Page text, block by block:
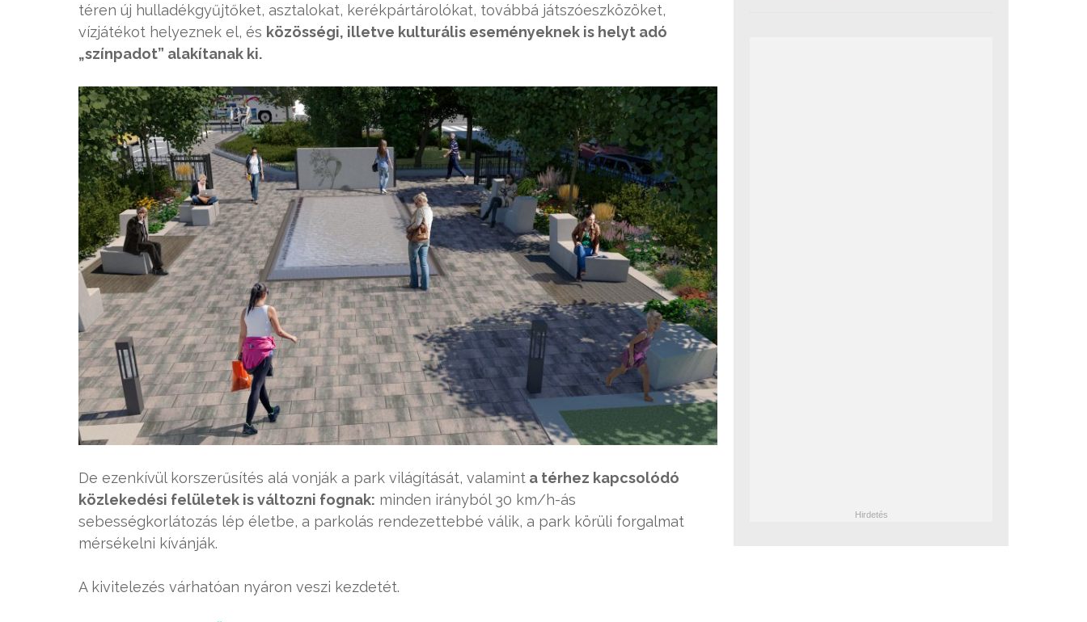
téren új hulladékgyűjtőket, asztalokat, kerékpártárolókat, továbbá játszóeszközöket,
vízjátékot helyeznek el, és közösségi, illetve kulturális eseményeknek is helyt adó
„színpadot” alakítanak ki.
De ezenkívül korszerűsítés alá vonják a park világítását, valamint a térhez kapcsolódó
közlekedési felületek is változni fognak: minden irányból 30 km/h-ás
sebességkorlátozás lép életbe, a parkolás rendezettebbé válik, a park körüli forgalmat
mérsékelni kívánják.
A kivitelezés várhatóan nyáron veszi kezdetét.